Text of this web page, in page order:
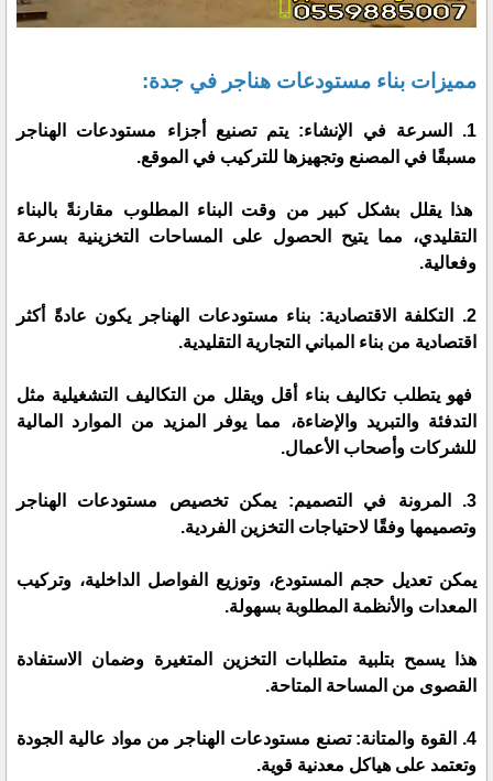
مميزات بناء مستودعات هناجر في جدة:
1. السرعة في الإنشاء: يتم تصنيع أجزاء مستودعات الهناجر
مسبقًا في المصنع وتجهيزها للتركيب في الموقع.
هذا يقلل بشكل كبير من وقت البناء المطلوب مقارنةً بالبناء
التقليدي، مما يتيح الحصول على المساحات التخزينية بسرعة
وفعالية.
2. التكلفة الاقتصادية: بناء مستودعات الهناجر يكون عادةً أكثر
اقتصادية من بناء المباني التجارية التقليدية.
فهو يتطلب تكاليف بناء أقل ويقلل من التكاليف التشغيلية مثل
التدفئة والتبريد والإضاءة، مما يوفر المزيد من الموارد المالية
للشركات وأصحاب الأعمال.
3. المرونة في التصميم: يمكن تخصيص مستودعات الهناجر
وتصميمها وفقًا لاحتياجات التخزين الفردية.
يمكن تعديل حجم المستودع، وتوزيع الفواصل الداخلية، وتركيب
المعدات والأنظمة المطلوبة بسهولة.
هذا يسمح بتلبية متطلبات التخزين المتغيرة وضمان الاستفادة
القصوى من المساحة المتاحة.
4. القوة والمتانة: تصنع مستودعات الهناجر من مواد عالية الجودة
وتعتمد على هياكل معدنية قوية.